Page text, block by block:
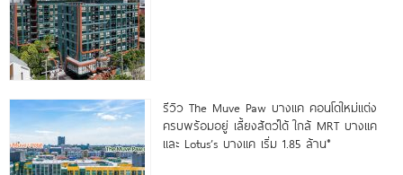
รีวิว The Muve Paw บางแค คอนโดใหม่แต่ง
ครบพร้อมอยู่ เลี้ยงสัตว์ได้ ใกล้ MRT บางแค
และ Lotus’s บางแค เริ่ม 1.85 ล้าน*